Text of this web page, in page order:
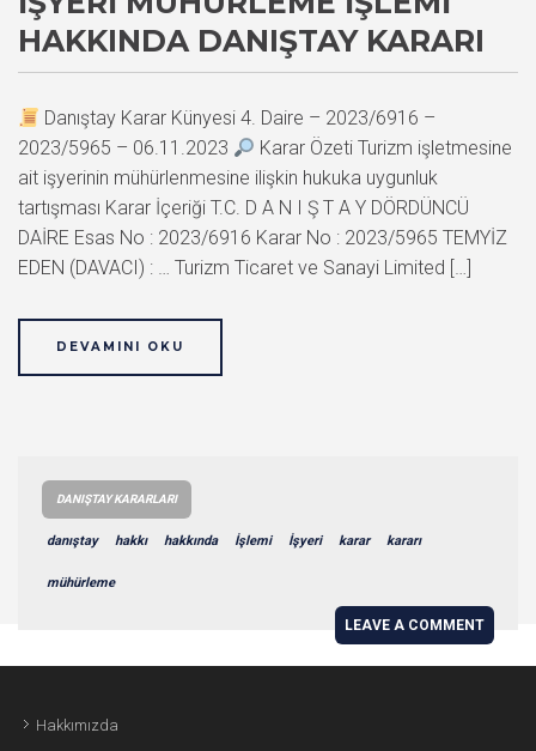
HAKKINDA DANIŞTAY KARARI
Danıştay Karar Künyesi 4. Daire – 2023/6916 –
2023/5965 – 06.11.2023
Karar Özeti Turizm işletmesine
ait işyerinin mühürlenmesine ilişkin hukuka uygunluk
tartışması Karar İçeriği T.C. D A N I Ş T A Y DÖRDÜNCÜ
DAİRE Esas No : 2023/6916 Karar No : 2023/5965 TEMYİZ
EDEN (DAVACI) : … Turizm Ticaret ve Sanayi Limited […]
DEVAMINI OKU
DANIŞTAY KARARLARI
danıştay hakkı hakkında İşlemi İşyeri karar kararı
mühürleme
LEAVE A COMMENT
Hakkımızda